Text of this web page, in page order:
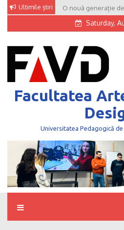
Skip
content
Ultimile știri O nouă generație
Saturday,
Facultatea
Universitatea Pedagogică de